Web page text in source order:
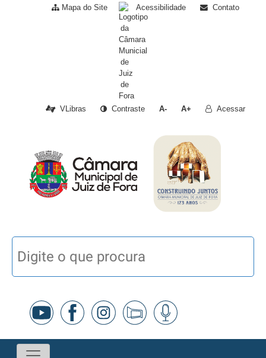
Mapa do Site Acessibilidade Contato
VLibras Contraste A- A+ Acessar